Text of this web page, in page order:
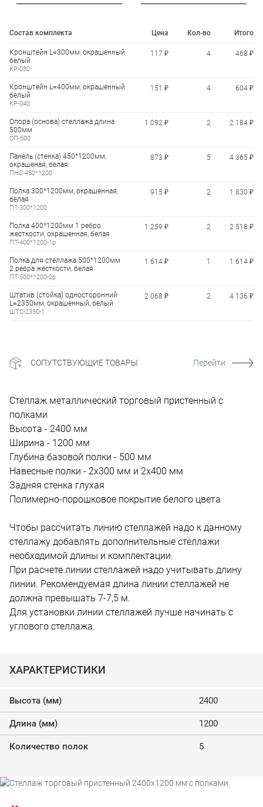
Состав комплекта Цена Кол-во Итого
Кронштейн L=300мм, окрашенный
белый
КР-030
117 ₽ 4 468 ₽
Кронштейн L=400мм, окрашенный
белый
КР-040
151 ₽ 4 604 ₽
Опора (основа) стеллажа длина
500мм
ОП-500
1 092 ₽ 2 2 184 ₽
Панель (стенка) 450*1200мм,
окрашеная, белая
ПНС-450*1200
873 ₽ 5 4 365 ₽
Полка 300*1200мм, окрашенная,
белая
ПТ-300*1200
915 ₽ 2 1 830 ₽
Полка 400*1200мм 1 ребро
жесткости, окрашенная, белая
ПТ-400*1200-1р
1 259 ₽ 2 2 518 ₽
Полка для стеллажа 500*1200мм
2 ребра жесткости, белая
ПТ-500*1200-2р
1 614 ₽ 1 1 614 ₽
Штатив (стойка) односторонний
L=2350мм, окрашенный, белый
ШТС-2350-1
2 068 ₽ 2 4 136 ₽
СОПУТСТВУЮЩИЕ ТОВАРЫ Перейти
Стеллаж металлический торговый пристенный с
полками
Высота - 2400 мм
Ширина - 1200 мм
Глубина базовой полки - 500 мм
Навесные полки - 2х300 мм и 2х400 мм
Задняя стенка глухая
Полимерно-порошковое покрытие белого цвета
Чтобы рассчитать линию стеллажей надо к данному
стеллажу добавлять дополнительные стеллажи
необходимой длины и комплектации.
При расчете линии стеллажей надо учитывать длину
линии. Рекомендуемая длина линии стеллажей не
должна превышать 7-7,5 м.
Для установки линии стеллажей лучше начинать с
углового стеллажа.
ХАРАКТЕРИСТИКИ
Высота (мм) 2400
Длина (мм) 1200
Количество полок 5